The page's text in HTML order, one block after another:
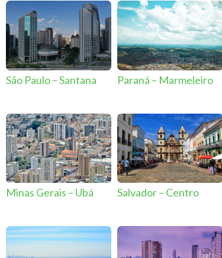
São Paulo – Santana Paraná – Marmeleiro
Minas Gerais – Ubá Salvador – Centro